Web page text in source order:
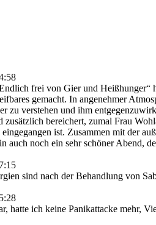
frei von Gier und Heißhunger“
gemacht. In angenehmer
zu verstehen und ihm
zusätzlich bereichert, zumal Frau
ist. Zusammen mit der
auch noch ein sehr schöner Abend,
sind nach der Behandlung von
hatte ich keine Panikattacke mehr,